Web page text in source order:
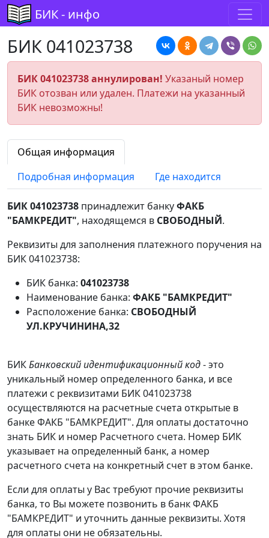
БИК - инфо
БИК 041023738
БИК 041023738 аннулирован! Указаный номер
БИК отозван или удален. Платежи на указанный
БИК невозможны!
Общая информация
Подробная информация
Где находится
БИК 041023738 принадлежит банкуФАКБ
"БАМКРЕДИТ", находящемся в СВОБОДНЫЙ.
Реквизиты для заполнения платежного поручения на
БИК 041023738:
БИК банка: 041023738
Наименование банка: ФАКБ "БАМКРЕДИТ"
Расположение банка: СВОБОДНЫЙ
УЛ.КРУЧИНИНА,32
БИКБанковский идентификационный код- это
уникальный номер определенного банка, и все
платежи с реквизитами БИК 041023738
осуществляются на расчетные счета открытые в
банке ФАКБ "БАМКРЕДИТ". Для оплаты достаточно
знать БИК и номер Расчетного счета. Номер БИК
указывает на определенный банк, а номер
расчетного счета на конкретный счет в этом банке.
Если для оплаты у Вас требуют прочие реквизиты
банка, то Вы можете позвонить в банк ФАКБ
"БАМКРЕДИТ" и уточнить данные реквизиты. Хотя
для оплаты они не обязательны.